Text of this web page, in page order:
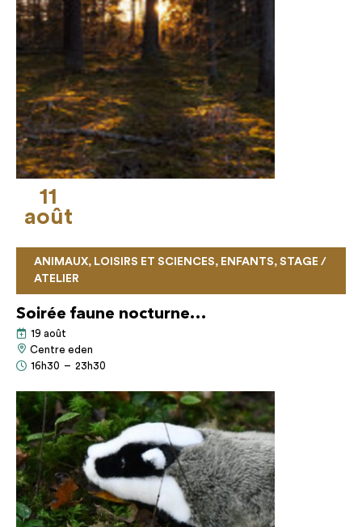
ANIMAUX, LOISIRS ET SCIENCES, ENFANTS, STAGE /
ATELIER
Soirée faune nocturne…
19 août
Centre eden
16h30 – 23h30
11
août